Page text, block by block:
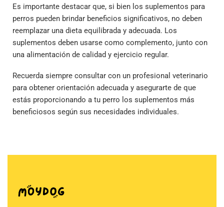
Es importante destacar que, si bien los suplementos para
perros pueden brindar beneficios significativos, no deben
reemplazar una dieta equilibrada y adecuada. Los
suplementos deben usarse como complemento, junto con
una alimentación de calidad y ejercicio regular.
Recuerda siempre consultar con un profesional veterinario
para obtener orientación adecuada y asegurarte de que
estás proporcionando a tu perro los suplementos más
beneficiosos según sus necesidades individuales.